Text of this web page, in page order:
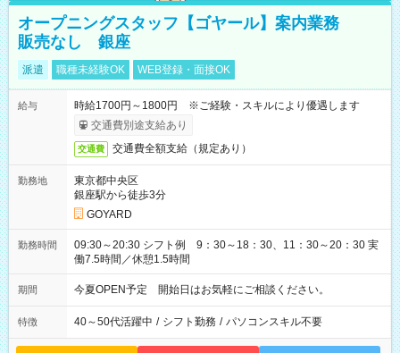
オープニングスタッフ【ゴヤール】案内業務
販売なし 銀座
派遣 職種未経験OK WEB登録・面接OK
給与
時給1700円～1800円 ※ご経験・スキルにより優遇します
交通費別途支給あり
交通費 交通費全額支給（規定あり）
勤務地
東京都中央区
銀座駅から徒歩3分
GOYARD
勤務時間
09:30～20:30 シフト例 9：30～18：30、11：30～20：30 実
働7.5時間／休憩1.5時間
期間 今夏OPEN予定 開始日はお気軽にご相談ください。
特徴 40～50代活躍中 / シフト勤務 / パソコンスキル不要